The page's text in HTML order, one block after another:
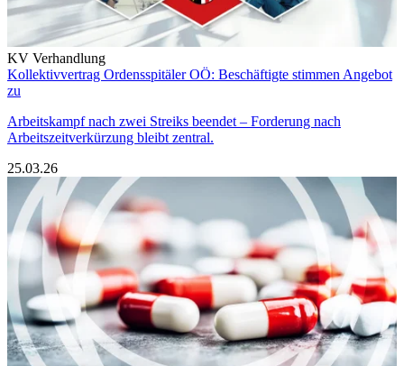
KV Verhandlung
Kollektivvertrag Ordensspitäler OÖ: Beschäftigte stimmen Angebot
zu
Arbeitskampf nach zwei Streiks beendet – Forderung nach
Arbeitszeitverkürzung bleibt zentral.
25.03.26